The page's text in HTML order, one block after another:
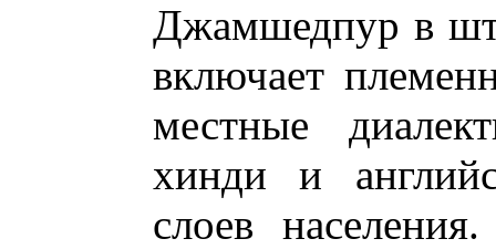
Джамшедпур в
включает
местные
хинди и
слоев